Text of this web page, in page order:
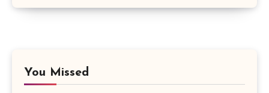
You Missed